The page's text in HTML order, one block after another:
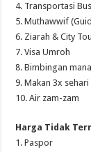
4. Transportasi
5. Muthawwif
6. Ziarah & City
7. Visa Umroh
8. Bimbingan
9. Makan 3x sehari
10. Air zam-zam
Harga Tidak
1. Paspor